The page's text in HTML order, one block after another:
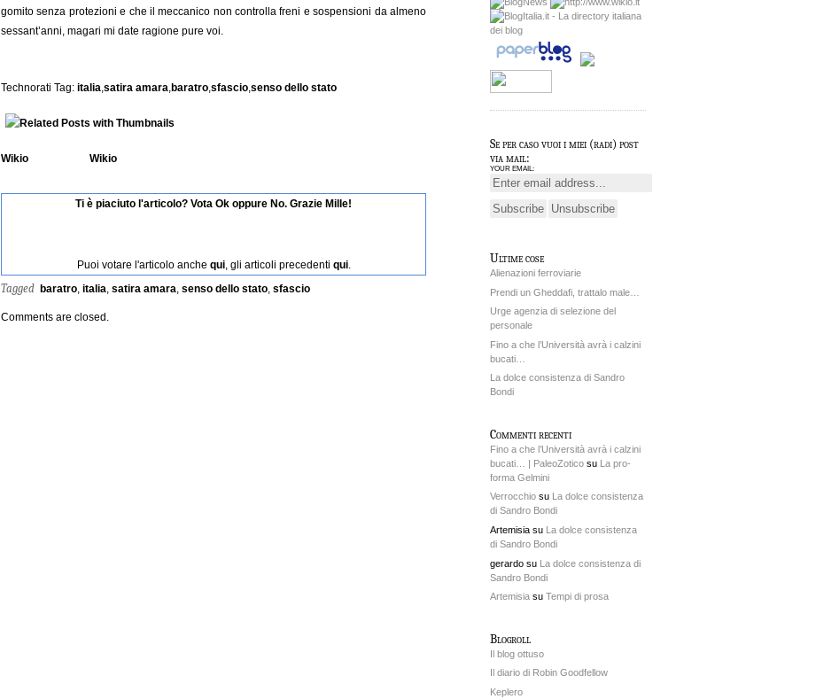
gomito senza protezioni e che il meccanico non controlla freni e sospensioni da almeno
sessant’anni, magari mi date ragione pure voi.
Technorati Tag: italia,satira amara,baratro,sfascio,senso dello stato
Wikio Wikio
Ti è piaciuto l'articolo? Vota Ok oppure No. Grazie Mille!
Puoi votare l'articolo anche qui, gli articoli precedenti qui.
Tagged baratro italia satira amara senso dello stato sfascio
Comments are closed.
Se per caso vuoi i miei (radi) post
via mail:
YOUR EMAIL:
Ultime cose
Alienazioni ferroviarie
Prendi un Gheddafi, trattalo male…
Urge agenzia di selezione del
personale
Fino a che l’Università avrà i calzini
bucati…
La dolce consistenza di Sandro
Bondi
Commenti recenti
Fino a che l’Università avrà i calzini
bucati… | PaleoZotico su La pro-
forma Gelmini
Verrocchio su La dolce consistenza
di Sandro Bondi
Artemisia su La dolce consistenza
di Sandro Bondi
gerardo su La dolce consistenza di
Sandro Bondi
Artemisia su Tempi di prosa
Blogroll
Il blog ottuso
Il diario di Robin Goodfellow
Keplero